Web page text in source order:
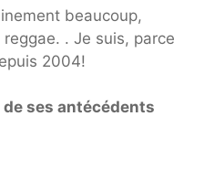
beaucoup,
. Je suis, parce
2004!
ses antécédents